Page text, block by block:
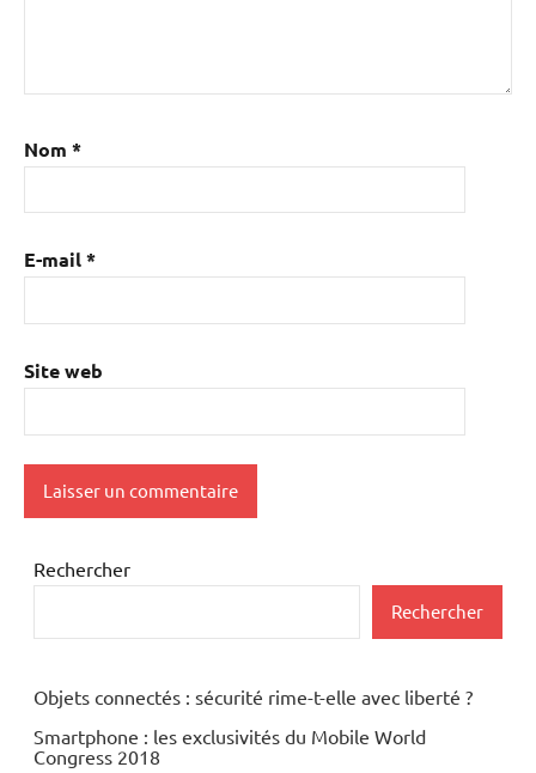
Nom *
E-mail*
Site web
Rechercher
Rechercher
Objets connectés : sécurité rime-t-elle avec liberté ?
Smartphone : les exclusivités du Mobile World
Congress 2018